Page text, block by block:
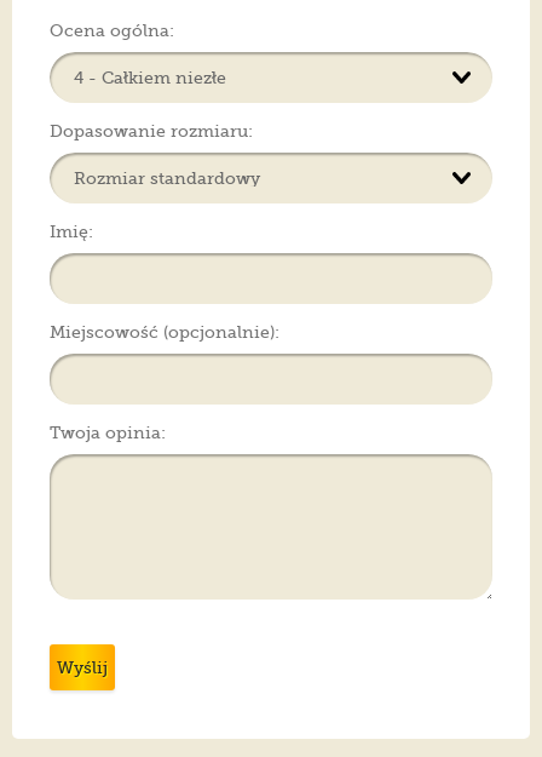
Ocena ogólna:
Dopasowanie rozmiaru:
Imię:
Miejscowość (opcjonalnie):
Twoja opinia:
Wyślij